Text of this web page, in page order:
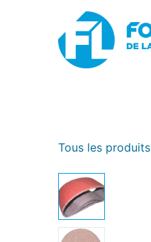
Tous les produits